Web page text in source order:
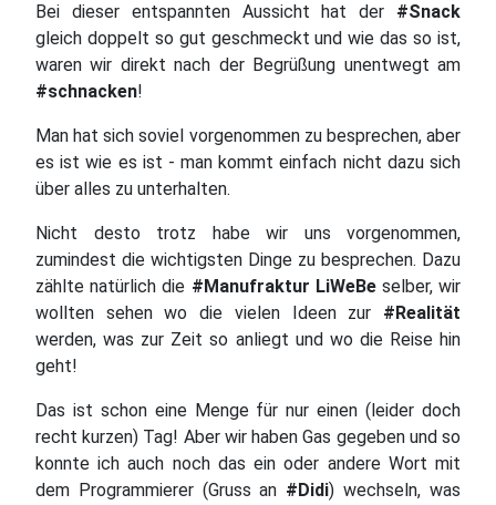
Bei dieser entspannten Aussicht hat der #Snack
gleich doppelt so gut geschmeckt und wie das so ist,
waren wir direkt nach der Begrüßung unentwegt am
#schnacken!
Man hat sich soviel vorgenommen zu besprechen, aber
es ist wie es ist - man kommt einfach nicht dazu sich
über alles zu unterhalten.
Nicht desto trotz habe wir uns vorgenommen,
zumindest die wichtigsten Dinge zu besprechen. Dazu
zählte natürlich die #Manufraktur LiWeBe selber, wir
wollten sehen wo die vielen Ideen zur #Realität
werden, was zur Zeit so anliegt und wo die Reise hin
geht!
Das ist schon eine Menge für nur einen (leider doch
recht kurzen) Tag! Aber wir haben Gas gegeben und so
konnte ich auch noch das ein oder andere Wort mit
dem Programmierer (Gruss an #Didi) wechseln, was